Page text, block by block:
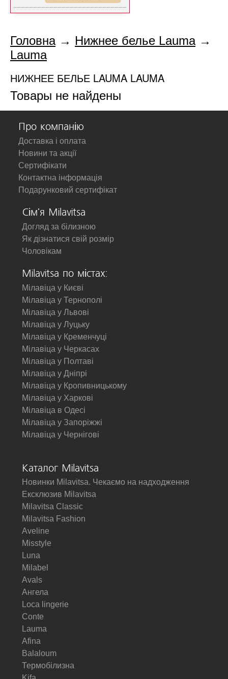
Головна→ Нижнее белье Lauma→
Lauma
НИЖНЕЕ БЕЛЬЕ LAUMA LAUMA
Товары не найдены
Про компанію
Доставка і оплата
Новини та акції
Сертифікати
Контактна інформація
Подарунковий сертифікат
Сім'я Milavitsa
Догляд за білизною
Як дізнатися свій розмір
Чоловікам
Milavitsa по містах:
Мілавіца у Києві
Мілавіца у Тернополі
Мілавіца у Львові
Мілавіца у Луцьку
Мілавіца у Кременчуці
Мілавіца у Черкасах
Мілавіца у Полтаві
Мілавіца у Дніпрі
Мілавіца у Кропивницькому
Мілавіца у Харкові
Мілавіца в Одесі
Мілавіца у Запоріжжі
Мілавіца у Чернігові
Каталог Milavitsa
Новинки Milavitsa. Чекаємо на надходження
Ексклюзив Milavitsa
Milavitsa Classic
Milavitsa Fashion
Aveline
Misstyle
Luna
Milabel
Avals
Ангела
Loca lingerie
Conte
Lauma
Afina
Balaloum
Термобілизна